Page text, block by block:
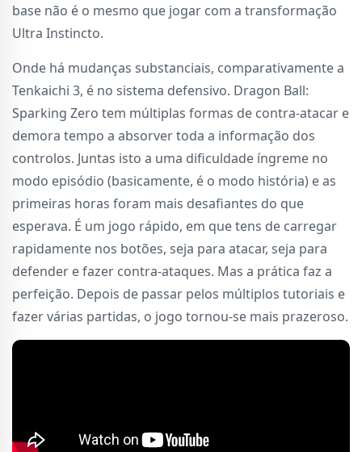
base não é o mesmo que jogar com a transformação
Ultra Instincto.
Onde há mudanças substanciais, comparativamente a
Tenkaichi 3, é no sistema defensivo. Dragon Ball:
Sparking Zero tem múltiplas formas de contra-atacar e
demora tempo a absorver toda a informação dos
controlos. Juntas isto a uma dificuldade íngreme no
modo episódio (basicamente, é o modo história) e as
primeiras horas foram mais desafiantes do que
esperava. É um jogo rápido, em que tens de carregar
rapidamente nos botões, seja para atacar, seja para
defender e fazer contra-ataques. Mas a prática faz a
perfeição. Depois de passar pelos múltiplos tutoriais e
fazer várias partidas, o jogo tornou-se mais prazeroso.